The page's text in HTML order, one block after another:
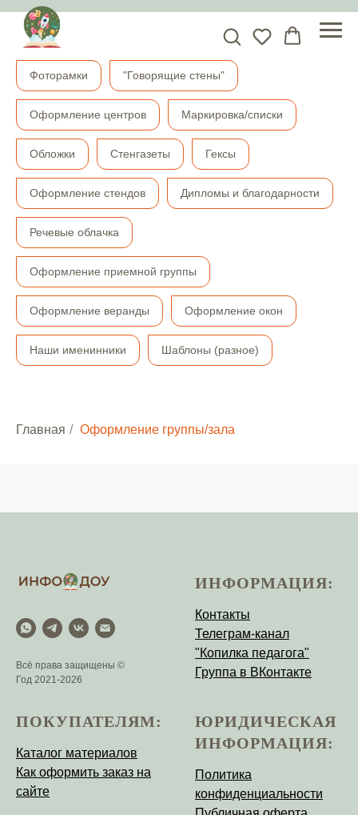
Фоторамки "Говорящие стены"
Оформление центров Маркировка/списки
Обложки Стенгазеты Гексы
Оформление стендов Дипломы и благодарности
Речевые облачка
Оформление приемной группы
Оформление веранды Оформление окон
Наши именинники Шаблоны (разное)
Главная / Оформление группы/зала
Всё права защищены ©
Год 2021-2026
ИНФОРМАЦИЯ:
Контакты
Телеграм-канал
"Копилка педагога"
Группа в ВКонтакте
ПОКУПАТЕЛЯМ:
Каталог материалов
Как оформить заказ на
сайте
ЮРИДИЧЕСКАЯ
ИНФОРМАЦИЯ:
Политика
конфиденциальности